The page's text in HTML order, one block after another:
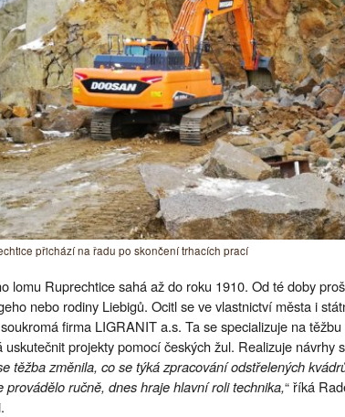
přichází na řadu po skončení trhacích prací
lomu Ruprechtice sahá až do roku 1910. Od té doby
nebo rodiny Liebigů. Ocitl se ve vlastnictví města i
firma LIGRANIT a.s. Ta se specializuje na
projekty pomocí českých žul. Realizuje návrhy
těžba změnila, co se týká zpracování odstřelených
provádělo ručně, dnes hraje hlavní roli technika,“ říká